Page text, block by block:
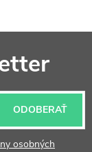
osobných
ODOBERAŤ